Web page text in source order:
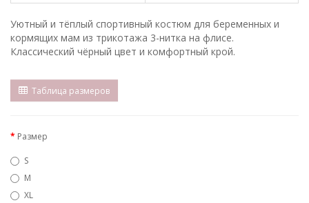
Уютный и тёплый спортивный костюм для беременных и
кормящих мам из трикотажа 3-нитка на флисе.
Классический чёрный цвет и комфортный крой.
Таблица размеров
Размер
S
M
XL